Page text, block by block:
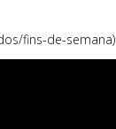
fins-de-semana)